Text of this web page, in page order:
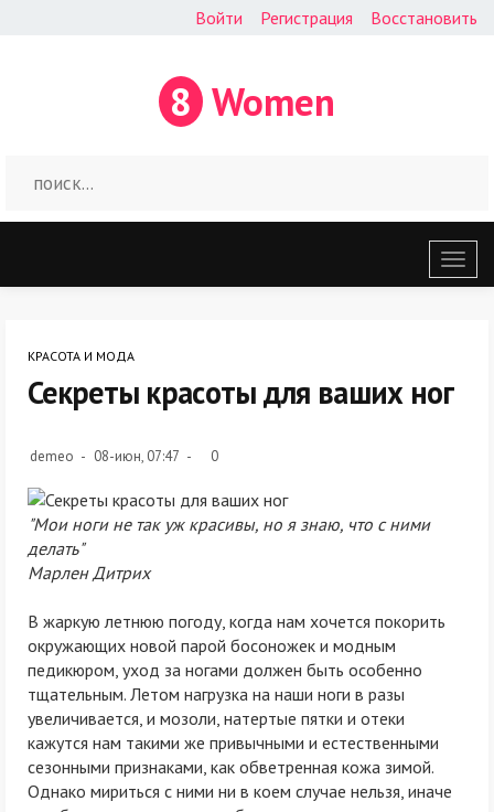
Войти Регистрация Восстановить
8 Women
меню
КРАСОТА И МОДА
Секреты красоты для ваших ног
demeo 08-июн, 07:47 0
"Мои ноги не так уж красивы, но я знаю, что с ними
делать"
Марлен Дитрих
В жаркую летнюю погоду, когда нам хочется покорить
окружающих новой парой босоножек и модным
педикюром, уход за ногами должен быть особенно
тщательным. Летом нагрузка на наши ноги в разы
увеличивается, и мозоли, натертые пятки и отеки
кажутся нам такими же привычными и естественными
сезонными признаками, как обветренная кожа зимой.
Однако мириться с ними ни в коем случае нельзя, иначе